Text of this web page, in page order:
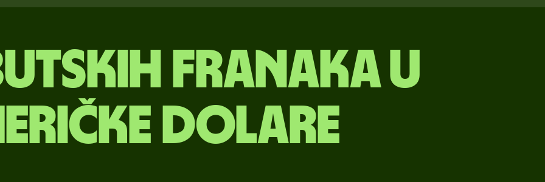
franaka u
dolare